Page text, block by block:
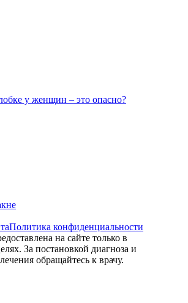
у женщин – это опасно?
Политика конфиденциальности
на сайте только в
За постановкой диагноза и
обращайтесь к врачу.